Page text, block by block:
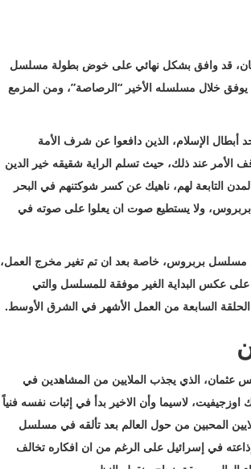
التان، قد وافق بشكل نهائي على خوض بطولة مسلسل
يوفق خلال مسلسله الأخير “الرصاصة”، ومن المزمع
أبطال الإسلام، الذين دافعوا عن شرف الأمة
الأمر عند ذلك، حيث تسلم الراية شقيقه خير الدين
التابعة لهم، ناهيك عن كسر شوكتنهم في البحر
بربروس، ولا يستطيع صوت ان يعلوا على صوته في
مسلسل بربروس، خاصة بعد ان تم تغير مخرج العمل،
على عكس البداية الغير موفقة للمسلسل والتي
السابعة من العمل الأشهر في الشرق الأوسط.
الذي يجذب الملايين من المشاهدين في
لاسيما وأن الاخير بدأ في إثبات نفسه فنياً
المحبين من حول العالم بعد تألقه في مسلسل
إذاعته في إسرائيل على الرغم من ان افكاره تخالف